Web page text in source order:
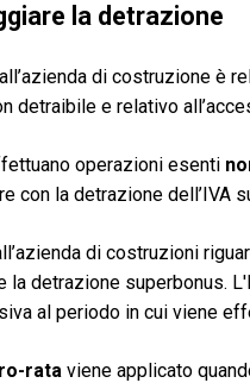
la detrazione
di costruzione è
detraibile e relativo
operazioni esenti
con la detrazione dell’IVA
di costruzioni
la detrazione superbonus.
al periodo in cui viene
rata viene applicato